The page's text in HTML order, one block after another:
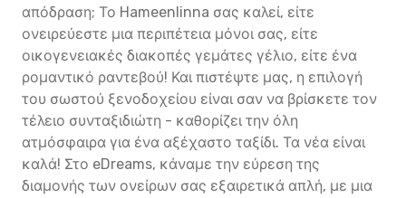
απόδραση; Το Hameenlinna σας καλεί, είτε
ονειρεύεστε μια περιπέτεια μόνοι σας, είτε
οικογενειακές διακοπές γεμάτες γέλιο, είτε ένα
ρομαντικό ραντεβού! Και πιστέψτε μας, η επιλογή
του σωστού ξενοδοχείου είναι σαν να βρίσκετε τον
τέλειο συνταξιδιώτη - καθορίζει την όλη
ατμόσφαιρα για ένα αξέχαστο ταξίδι. Τα νέα είναι
καλά! Στο eDreams, κάναμε την εύρεση της
διαμονής των ονείρων σας εξαιρετικά απλή, με μια